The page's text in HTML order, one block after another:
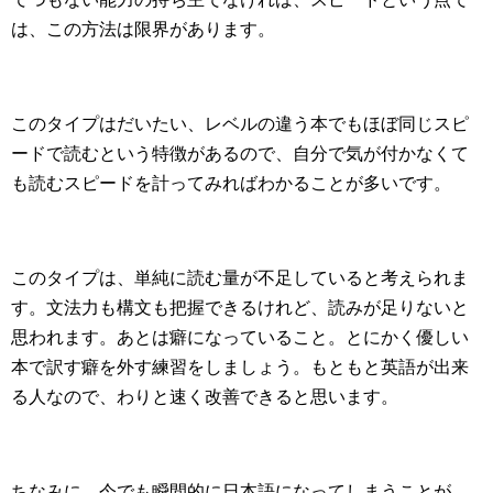
は、この方法は限界があります。
このタイプはだいたい、レベルの違う本でもほぼ同じスピ
ードで読むという特徴があるので、自分で気が付かなくて
も読むスピードを計ってみればわかることが多いです。
このタイプは、単純に読む量が不足していると考えられま
す。文法力も構文も把握できるけれど、読みが足りないと
思われます。あとは癖になっていること。とにかく優しい
本で訳す癖を外す練習をしましょう。もともと英語が出来
る人なので、わりと速く改善できると思います。